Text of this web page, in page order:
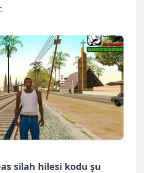
silah hilesi kodu şu